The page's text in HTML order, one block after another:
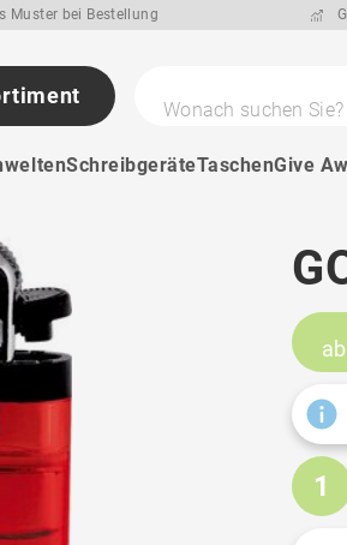
Muster bei Bestellung
Wonach suchen Sie?
SchreibgeräteTaschenGive
ab
1